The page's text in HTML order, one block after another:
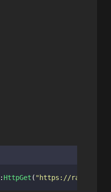
: HttpGet ( " https://